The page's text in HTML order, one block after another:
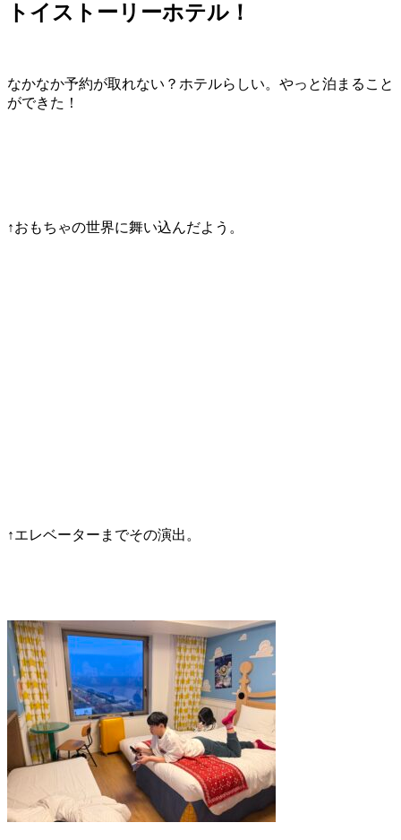
トイストーリーホテル！
なかなか予約が取れない？ホテルらしい。やっと泊まること
ができた！
↑おもちゃの世界に舞い込んだよう。
↑エレベーターまでその演出。